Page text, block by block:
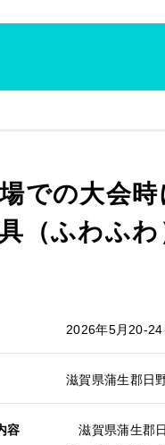
での大会
（ふわふ
2026年5月20-24
滋賀県蒲生郡日
容
滋賀県蒲生郡